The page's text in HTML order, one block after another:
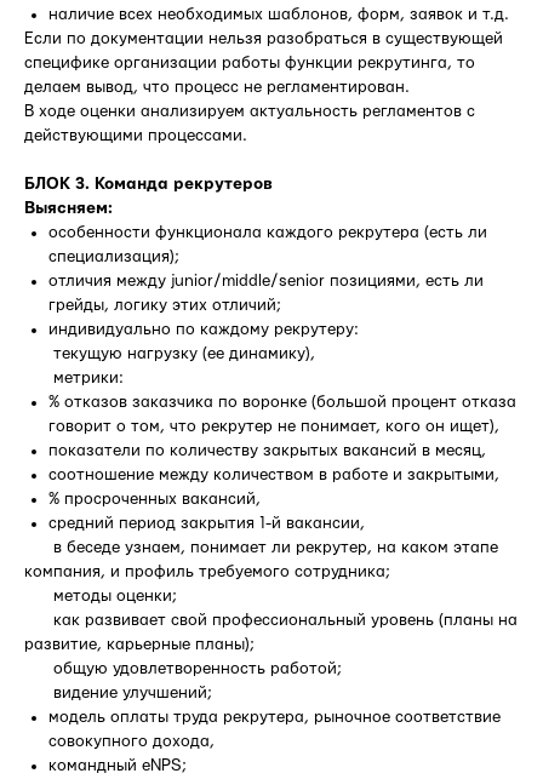
наличие всех необходимых шаблонов, форм, заявок и т.д.
Если по документации нельзя разобраться в существующей
специфике организации работы функции рекрутинга, то
делаем вывод, что процесс не регламентирован.
В ходе оценки анализируем актуальность регламентов с
действующими процессами.
БЛОК 3. Команда рекрутеров
Выясняем:
особенности функционала каждого рекрутера (есть ли
специализация);
отличия между junior/middle/senior позициями, есть ли
грейды, логику этих отличий;
индивидуально по каждому рекрутеру:
 текущую нагрузку (ее динамику),
 метрики:
% отказов заказчика по воронке (большой процент отказа
говорит о том, что рекрутер не понимает, кого он ищет),
показатели по количеству закрытых вакансий в месяц,
соотношение между количеством в работе и закрытыми,
% просроченных вакансий,
средний период закрытия 1-й вакансии,
 в беседе узнаем, понимает ли рекрутер, на каком этапе
компания, и профиль требуемого сотрудника;
 методы оценки;
 как развивает свой профессиональный уровень (планы на
развитие, карьерные планы);
 общую удовлетворенность работой;
 видение улучшений;
модель оплаты труда рекрутера, рыночное соответствие
совокупного дохода,
командный eNPS;